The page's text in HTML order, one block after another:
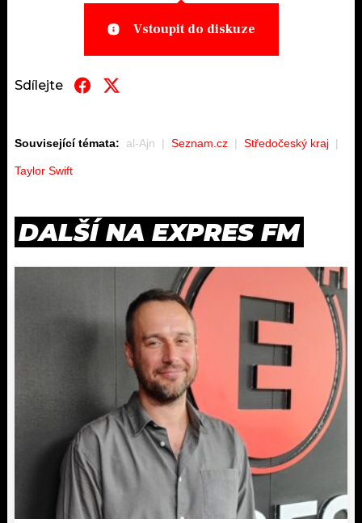
Vstoupit do diskuze
Sdílejte
Související témata: al-Ajn Seznam.cz Středočeský kraj
Taylor Swift
DALŠÍ NA EXPRES FM